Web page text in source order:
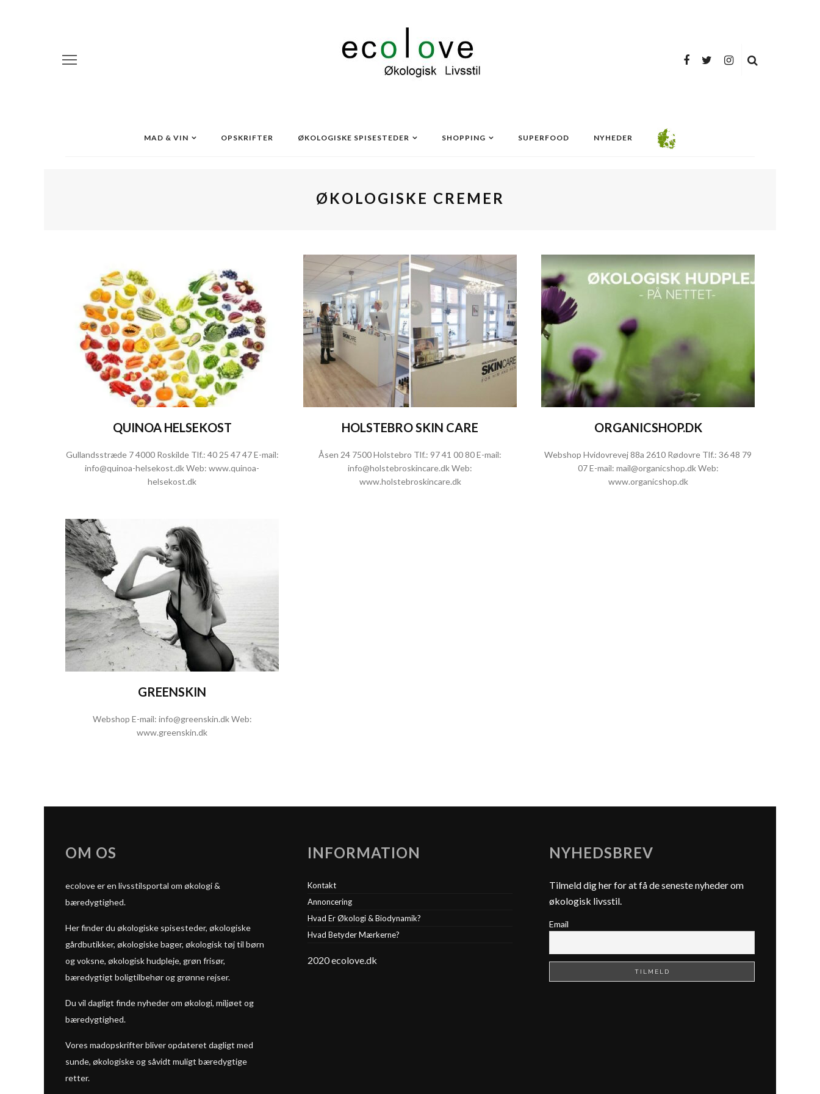
MAD & VIN OPSKRIFTER ØKOLOGISKE SPISESTEDER SHOPPING SUPERFOOD NYHEDER
ØKOLOGISKE CREMER
QUINOA HELSEKOST
Gullandsstræde 7 4000 Roskilde Tlf.: 40 25 47 47E-mail:
info@quinoa-helsekost.dkWeb: www.quinoa-
helsekost.dk
HOLSTEBRO SKIN CARE
Åsen 24 7500 Holstebro Tlf.: 97 41 00 80E-mail:
info@holstebroskincare.dkWeb:
www.holstebroskincare.dk
ORGANICSHOP.DK
Webshop Hvidovrevej 88a 2610 Rødovre Tlf.: 36 48 79
07E-mail: mail@organicshop.dkWeb:
www.organicshop.dk
GREENSKIN
Webshop E-mail: info@greenskin.dkWeb:
www.greenskin.dk
OM OS
ecolove er en livsstilsportal om økologi &
bæredygtighed.
Her finder du økologiske spisesteder, økologiske
gårdbutikker, økologiske bager, økologisk tøj til børn
og voksne, økologisk hudpleje, grøn frisør,
bæredygtigt boligtilbehør og grønne rejser.
Du vil dagligt finde nyheder om økologi, miljøet og
bæredygtighed.
Vores madopskrifter bliver opdateret dagligt med
sunde, økologiske og såvidt muligt bæredygtige
retter.
INFORMATION
Kontakt
Annoncering
Hvad Er Økologi & Biodynamik?
Hvad Betyder Mærkerne?
2020 ecolove.dk
NYHEDSBREV
Tilmeld dig her for at få de seneste nyheder om
økologisk livsstil.
Email